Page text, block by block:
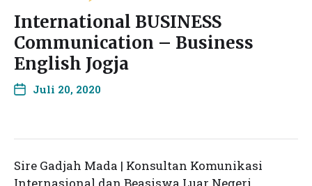
International BUSINESS
Communication – Business
English Jogja
Juli 20, 2020
Sire Gadjah Mada | Konsultan Komunikasi